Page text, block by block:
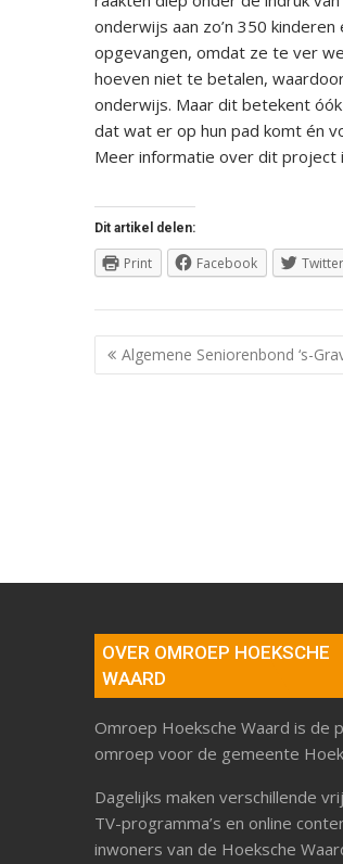
onderwijs aan zo’n 350
opgevangen, omdat ze te ver
hoeven niet te betalen,
onderwijs. Maar dit betekent
dat wat er op hun pad komt én
Meer informatie over dit project
Dit artikel delen:
Print Facebook Twitter
Berichtnavigatie
Algemene Seniorenbond ‘s-
OVER OMROEP HOEKSCHE
WAARD
Omroep Hoeksche Waard is de
omroep voor de gemeente
Dagelijks maken verschillende
TV-programma’s en online
inwoners van de Hoeksche